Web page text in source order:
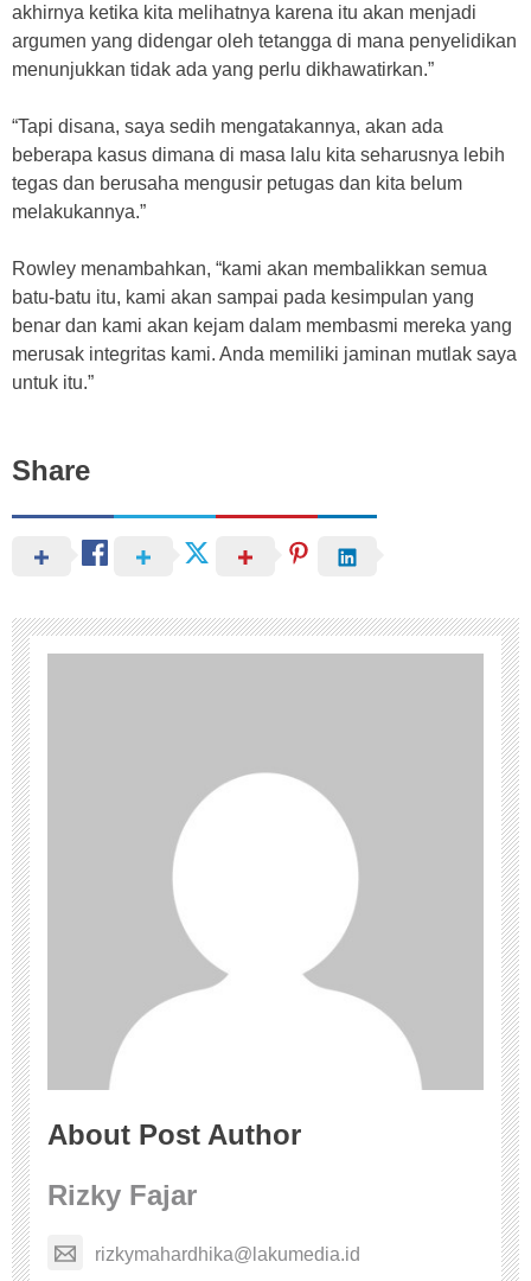
akhirnya ketika kita melihatnya karena itu akan menjadi
argumen yang didengar oleh tetangga di mana penyelidikan
menunjukkan tidak ada yang perlu dikhawatirkan.”
“Tapi disana, saya sedih mengatakannya, akan ada
beberapa kasus dimana di masa lalu kita seharusnya lebih
tegas dan berusaha mengusir petugas dan kita belum
melakukannya.”
Rowley menambahkan, “kami akan membalikkan semua
batu-batu itu, kami akan sampai pada kesimpulan yang
benar dan kami akan kejam dalam membasmi mereka yang
merusak integritas kami. Anda memiliki jaminan mutlak saya
untuk itu.”
Share
About Post Author
Rizky Fajar
rizkymahardhika@lakumedia.id